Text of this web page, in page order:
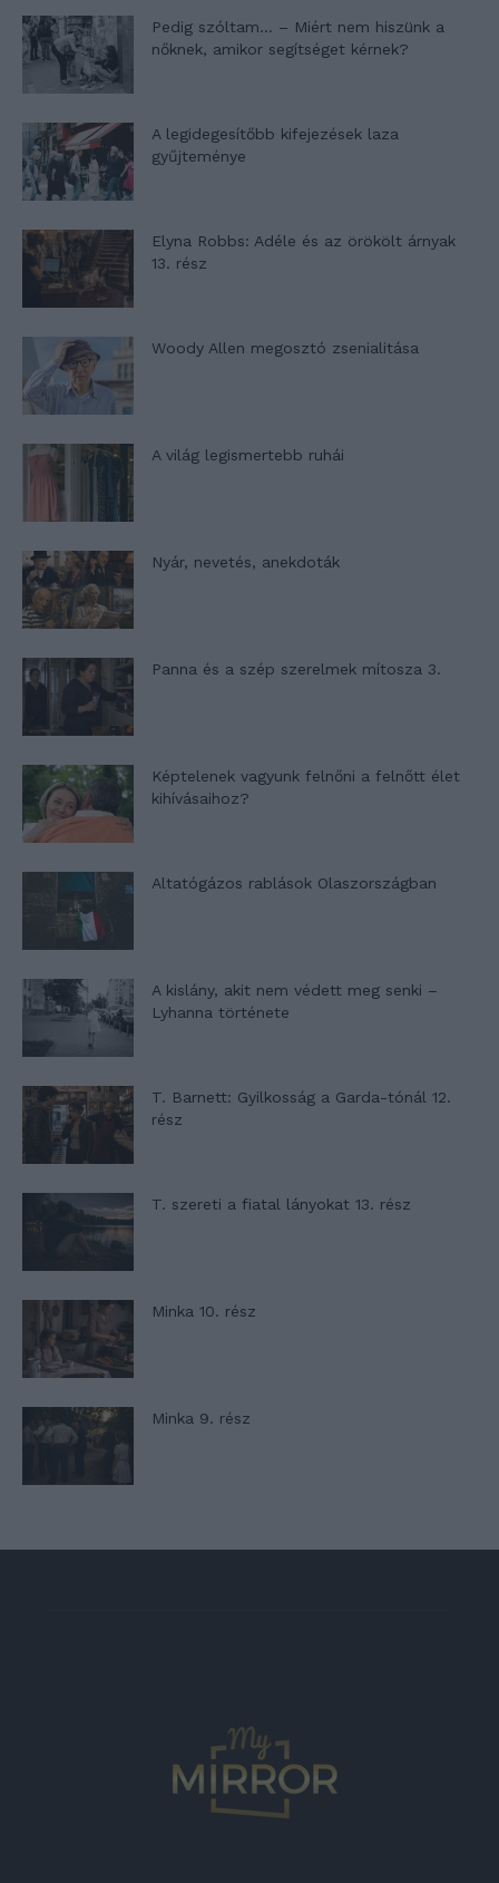
Pedig szóltam… – Miért nem hiszünk a
nőknek, amikor segítséget kérnek?
A legidegesítőbb kifejezések laza
gyűjteménye
Elyna Robbs: Adéle és az örökölt árnyak
13. rész
Woody Allen megosztó zsenialitása
A világ legismertebb ruhái
Nyár, nevetés, anekdoták
Panna és a szép szerelmek mítosza 3.
Képtelenek vagyunk felnőni a felnőtt élet
kihívásaihoz?
Altatógázos rablások Olaszországban
A kislány, akit nem védett meg senki –
Lyhanna története
T. Barnett: Gyilkosság a Garda-tónál 12.
rész
T. szereti a fiatal lányokat 13. rész
Minka 10. rész
Minka 9. rész